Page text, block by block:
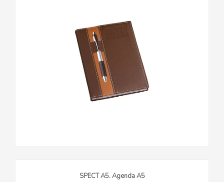
SPECT A5. Agenda A5